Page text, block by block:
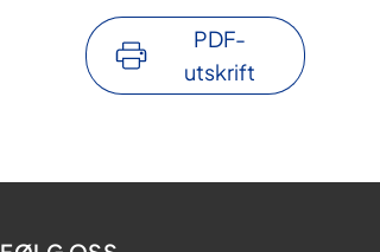
PDF-
utskrift